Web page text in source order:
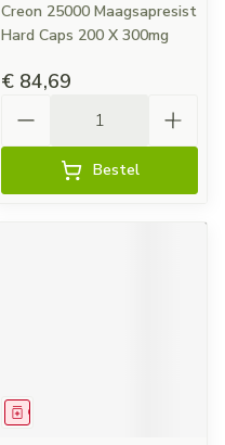
Creon 25000 Maagsapresist
Hard Caps 200 X 300mg
€ 84,69
Bestel
Geneesmiddel